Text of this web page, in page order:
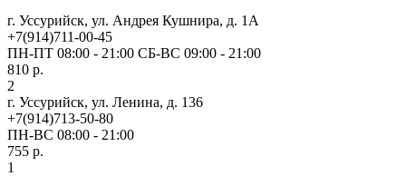
г. Уссурийск, ул. Андрея Кушнира, д. 1А
+7(914)711-00-45
ПН-ПТ 08:00 - 21:00 СБ-ВС 09:00 - 21:00
810 р.
2
г. Уссурийск, ул. Ленина, д. 136
+7(914)713-50-80
ПН-ВС 08:00 - 21:00
755 р.
1